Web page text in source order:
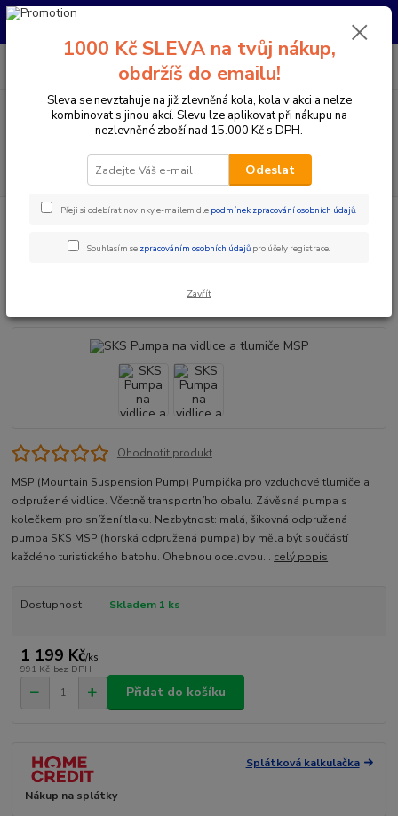
Pro nachystání kola / doplňků na prodejně si prosím zavolejte dopředu.
Menu
CZK
PO-PÁ 10:00-17:00 | SO: 9:00-12:00
Doplňky a helmy Pumpy / Hustilky mini
Pumpičky - hustilky
Ohodnotit produkt
MSP (Mountain Suspension Pump) Pumpička pro vzduchové tlumiče a
odpružené vidlice. Včetně transportního obalu. Závěsná pumpa s
kolečkem pro snížení tlaku. Nezbytnost: malá, šikovná odpružená
pumpa SKS MSP (horská odpružená pumpa) by měla být součástí
každého turistického batohu. Ohebnou ocelovou... celý popis
Dostupnost Skladem 1 ks
1 199 Kč/ks
991 Kč bez DPH
Přidat do košíku
Splátková kalkulačka
Nákup na splátky
1000 Kč SLEVA na tvůj nákup,
obdržíš do emailu!
Sleva se nevztahuje na již zlevněná kola, kola v akci a nelze
kombinovat s jinou akcí. Slevu lze aplikovat při nákupu na
nezlevněné zboží nad 15.000 Kč s DPH.
Odeslat
Přeji si odebírat novinky e-mailem dle podmínek zpracování osobních údajů.
Souhlasím se zpracováním osobních údajů pro účely registrace.
Zavřít